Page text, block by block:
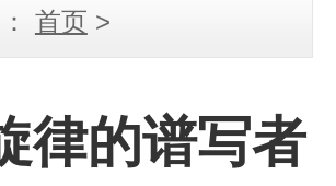
首页 >
律的谱写者